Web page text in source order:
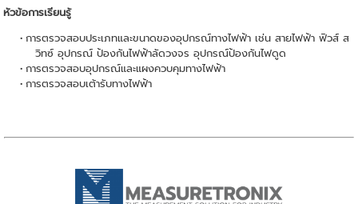
หัวข้อการเรียนรู้
การตรวจสอบประเภทและขนาดของอุปกรณ์ทางไฟฟ้า เช่น สายไฟฟ้า ฟิวส์ ส
วิทซ์ อุปกรณ์ ป้องกันไฟฟ้าลัดวงจร อุปกรณ์ป้องกันไฟดูด
การตรวจสอบอุปกรณ์และแผงควบคุมทางไฟฟ้า
การตรวจสอบเต้ารับทางไฟฟ้า